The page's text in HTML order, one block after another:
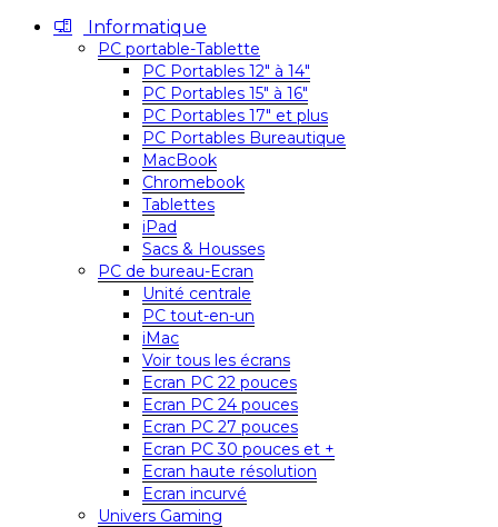
Informatique
PC portable-Tablette
PC Portables 12″ à 14″
PC Portables 15″ à 16″
PC Portables 17″ et plus
PC Portables Bureautique
MacBook
Chromebook
Tablettes
iPad
Sacs & Housses
PC de bureau-Ecran
Unité centrale
PC tout-en-un
iMac
Voir tous les écrans
Ecran PC 22 pouces
Ecran PC 24 pouces
Ecran PC 27 pouces
Ecran PC 30 pouces et +
Ecran haute résolution
Ecran incurvé
Univers Gaming